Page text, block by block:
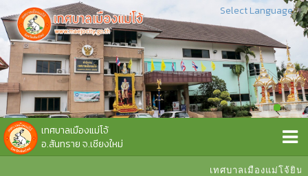
เทศบาลเมืองแม่โจ้
อ.สันทราย จ.เชียงใหม่
เทศบาลเมืองแม่โจ้ยินดี
Select Language▼